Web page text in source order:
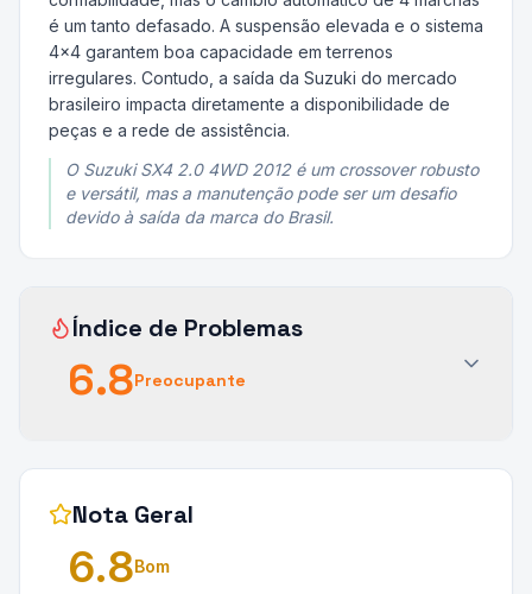
é um tanto defasado. A suspensão elevada e o sistema
4x4 garantem boa capacidade em terrenos
irregulares. Contudo, a saída da Suzuki do mercado
brasileiro impacta diretamente a disponibilidade de
peças e a rede de assistência.
O Suzuki SX4 2.0 4WD 2012 é um crossover robusto
e versátil, mas a manutenção pode ser um desafio
devido à saída da marca do Brasil.
Índice de Problemas
6.8Preocupante
Nota Geral
6.8Bom